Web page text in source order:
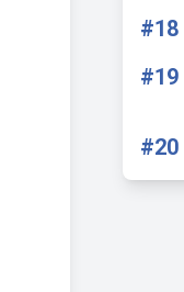
#18
#19
#20